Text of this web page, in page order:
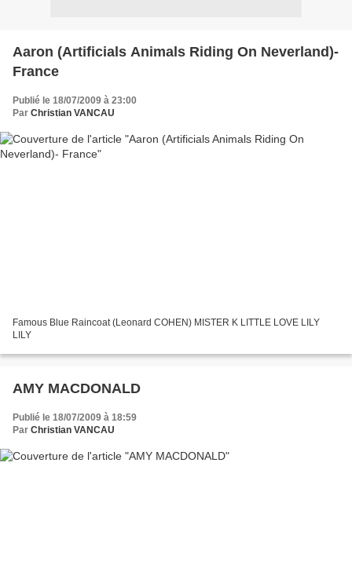
Aaron (Artificials Animals Riding On Neverland)-
France
Publié le 18/07/2009 à 23:00
Par Christian VANCAU
Famous Blue Raincoat (Leonard COHEN) MISTER K LITTLE LOVE LILY
LILY
AMY MACDONALD
Publié le 18/07/2009 à 18:59
Par Christian VANCAU